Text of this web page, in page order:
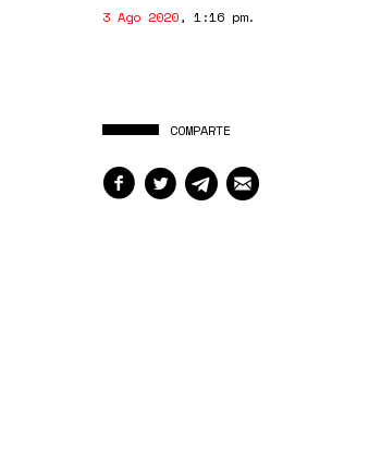
3 Ago 2020, 1:16 pm.
COMPARTE